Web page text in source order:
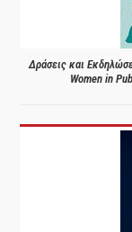
Δράσεις και
Women in